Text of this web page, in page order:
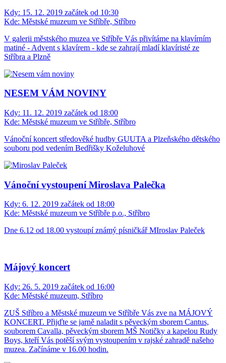
Kdy: 15. 12. 2019 začátek od 10:30
Kde: Městské muzeum ve Stříbře, Stříbro
V galerii městského muzea ve Stříbře Vás přivítáme na klavírním
matiné - Advent s klavírem - kde se zahrají mladí klavíristé ze
Stříbra a Plzně
NESEM VÁM NOVINY
Kdy: 11. 12. 2019 začátek od 18:00
Kde: Městské muzeum ve Stříbře, Stříbro
Vánoční koncert středověké hudby GUUTA a Plzeňského dětského
souboru pod vedením Bedřišky Koželuhové
Vánoční vystoupení Miroslava Palečka
Kdy: 6. 12. 2019 začátek od 18:00
Kde: Městské muzeum ve Stříbře p.o., Stříbro
Dne 6.12 od 18.00 vystoupí známý písničkář MIroslav Paleček
Májový koncert
Kdy: 26. 5. 2019 začátek od 16:00
Kde: Městské muzeum, Stříbro
ZUŠ Stříbro a Městské muzeum ve Stříbře Vás zve na MÁJOVÝ
KONCERT. Přijďte se jarně naladit s pěveckým sborem Cantus,
souborem Cavalla, pěveckým sborem MŠ Notičky a kapelou Rudy
Boys, kteří Vás potěší svým vystoupením v rajské zahradě našeho
muzea. Začínáme v 16.00 hodin.